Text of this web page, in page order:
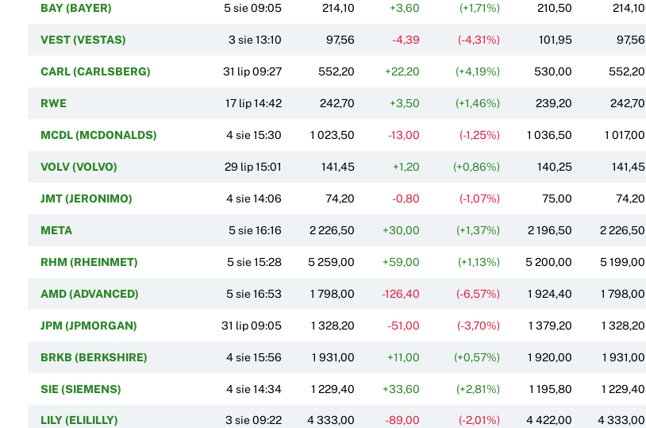
BAY (BAYER) 5 sie 09:05 214,10 +3,60 (+1,71%) 210,50 214,10
VEST (VESTAS) 3 sie 13:10 97,56 -4,39 (-4,31%) 101,95 97,56
CARL (CARLSBERG) 31 lip 09:27 552,20 +22,20 (+4,19%) 530,00 552,20
RWE 17 lip 14:42 242,70 +3,50 (+1,46%) 239,20 242,70
MCDL (MCDONALDS) 4 sie 15:30 1 023,50 -13,00 (-1,25%) 1 036,50 1 017,00
VOLV (VOLVO) 29 lip 15:01 141,45 +1,20 (+0,86%) 140,25 141,45
JMT (JERONIMO) 4 sie 14:06 74,20 -0,80 (-1,07%) 75,00 74,20
META 5 sie 16:16 2 226,50 +30,00 (+1,37%) 2 196,50 2 226,50
RHM (RHEINMET) 5 sie 15:28 5 259,00 +59,00 (+1,13%) 5 200,00 5 199,00
AMD (ADVANCED) 5 sie 16:53 1 798,00 -126,40 (-6,57%) 1 924,40 1 798,00
JPM (JPMORGAN) 31 lip 09:05 1 328,20 -51,00 (-3,70%) 1 379,20 1 328,20
BRKB (BERKSHIRE) 4 sie 15:56 1 931,00 +11,00 (+0,57%) 1 920,00 1 931,00
SIE (SIEMENS) 4 sie 14:34 1 229,40 +33,60 (+2,81%) 1 195,80 1 229,40
LILY (ELILILLY) 3 sie 09:22 4 333,00 -89,00 (-2,01%) 4 422,00 4 333,00